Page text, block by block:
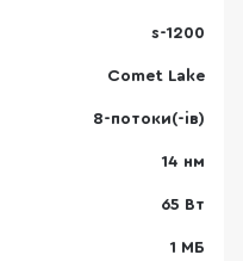
s-1200
Comet Lake
8-потоки(-ів)
14 нм
65 Вт
1 МБ